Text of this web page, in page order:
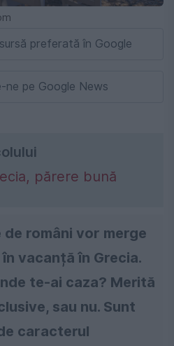
preferată în Google
ne pe Google News
părere bună
de români vor merge
vacanță în Grecia.
te-ai caza? Merită
sau nu. Sunt
caracterul